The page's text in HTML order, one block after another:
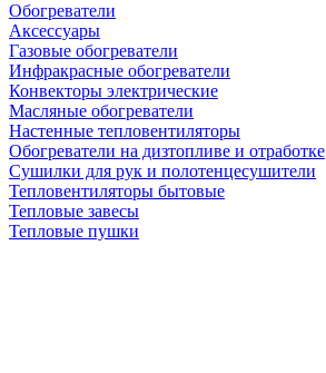
Обогреватели
Аксессуары
Газовые обогреватели
Инфракрасные обогреватели
Конвекторы электрические
Масляные обогреватели
Настенные тепловентиляторы
Обогреватели на дизтопливе и отработке
Сушилки для рук и полотенцесушители
Тепловентиляторы бытовые
Тепловые завесы
Тепловые пушки